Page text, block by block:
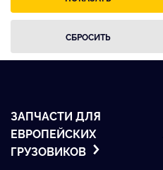
ЗАПЧАСТИ ДЛЯ
ЕВРОПЕЙСКИХ
ГРУЗОВИКОВ